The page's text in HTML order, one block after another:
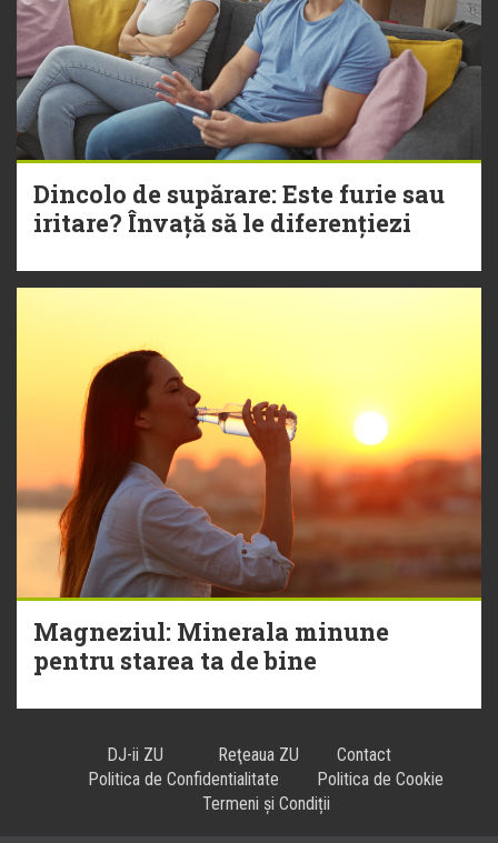
Dincolo de supărare: Este furie sau
iritare? Învață să le diferențiezi
Magneziul: Minerala minune
pentru starea ta de bine
DJ-ii ZU Reţeaua ZU
Contact
Politica de Confidentialitate
Politica de Cookie
Termeni și Condiții